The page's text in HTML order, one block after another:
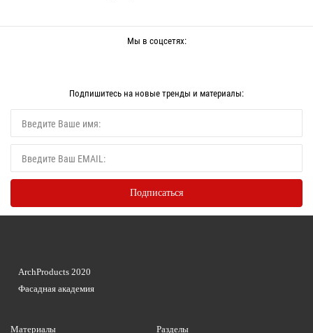
Мы в соцсетях:
Подпишитесь на новые тренды и материалы:
Материалы Разделы
ArchProducts 2020
Фасадная академия